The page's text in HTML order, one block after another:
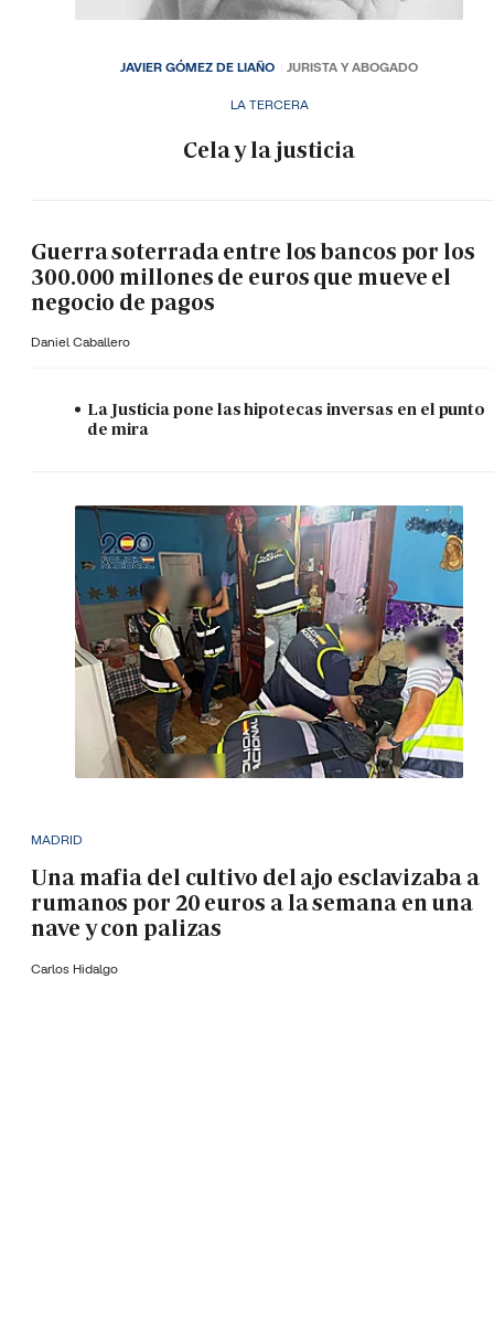
LA TERCERA
Cela y la justicia
JAVIER GÓMEZ DE LIAÑO JURISTA Y ABOGADO
Guerra soterrada entre los bancos por los
300.000 millones de euros que mueve el
negocio de pagos
Daniel Caballero
La Justicia pone las hipotecas inversas en el punto
de mira
MADRID
Una mafia del cultivo del ajo esclavizaba a
rumanos por 20 euros a la semana en una
nave y con palizas
Carlos Hidalgo